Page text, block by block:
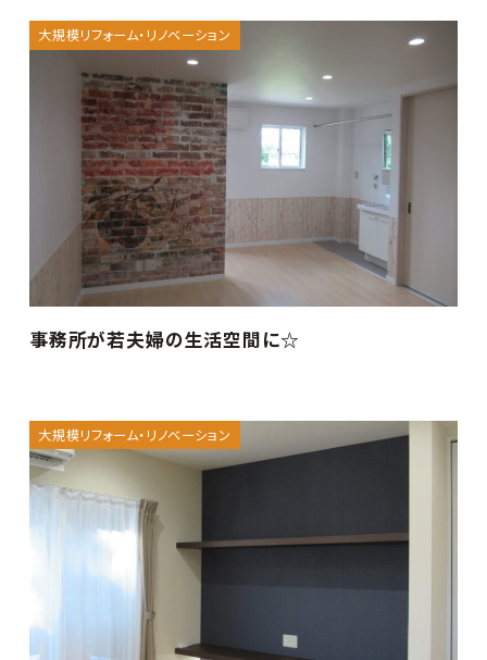
大規模リフォーム・リノベーション
事務所が若夫婦の生活空間に☆
大規模リフォーム・リノベーション